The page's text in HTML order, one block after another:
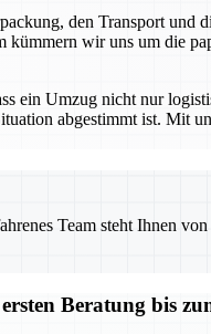
den Transport
wir uns um die
ein Umzug nicht nur
abgestimmt ist. Mit
Team steht Ihnen
Beratung bis